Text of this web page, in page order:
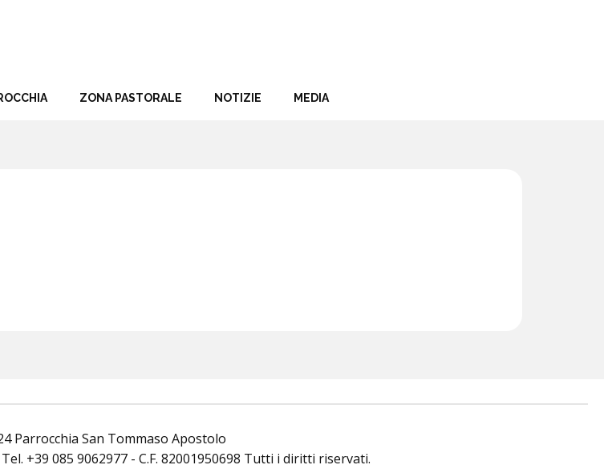
ZONA PASTORALE NOTIZIE MEDIA
Parrocchia San Tommaso Apostolo
+39 085 9062977 - C.F. 82001950698 Tutti i diritti riservati.